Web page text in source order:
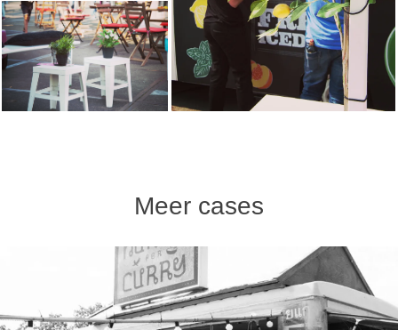
Meer cases